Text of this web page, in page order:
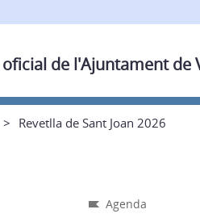
de l'Ajuntament de
Revetlla de Sant Joan 2026
Agenda